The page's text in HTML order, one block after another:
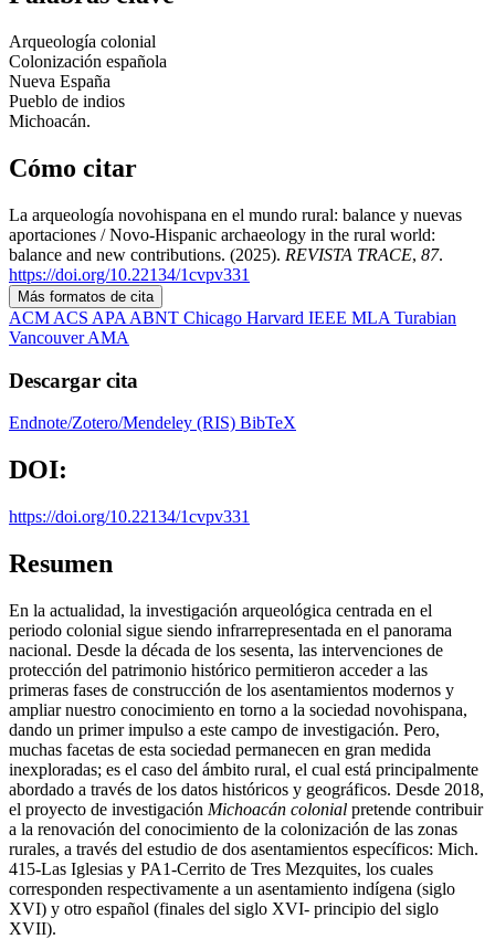
Arqueología colonial
Colonización española
Nueva España
Pueblo de indios
Michoacán.
Cómo citar
La arqueología novohispana en el mundo rural: balance y nuevas
aportaciones / Novo-Hispanic archaeology in the rural world:
balance and new contributions. (2025). REVISTA TRACE, 87.
https://doi.org/10.22134/1cvpv331
Más formatos de cita
ACM ACS APA ABNT Chicago Harvard IEEE MLA Turabian
VancouverAMA
Descargar cita
Endnote/Zotero/Mendeley (RIS) BibTeX
DOI:
https://doi.org/10.22134/1cvpv331
Resumen
En la actualidad, la investigación arqueológica centrada en el
periodo colonial sigue siendo infrarrepresentada en el panorama
nacional. Desde la década de los sesenta, las intervenciones de
protección del patrimonio histórico permitieron acceder a las
primeras fases de construcción de los asentamientos modernos y
ampliar nuestro conocimiento en torno a la sociedad novohispana,
dando un primer impulso a este campo de investigación. Pero,
muchas facetas de esta sociedad permanecen en gran medida
inexploradas; es el caso del ámbito rural, el cual está principalmente
abordado a través de los datos históricos y geográficos. Desde 2018,
el proyecto de investigación Michoacán colonial pretende contribuir
a la renovación del conocimiento de la colonización de las zonas
rurales, a través del estudio de dos asentamientos específicos: Mich.
415-Las Iglesias y PA1-Cerrito de Tres Mezquites, los cuales
corresponden respectivamente a un asentamiento indígena (siglo
XVI) y otro español (finales del siglo XVI- principio del siglo
XVII).